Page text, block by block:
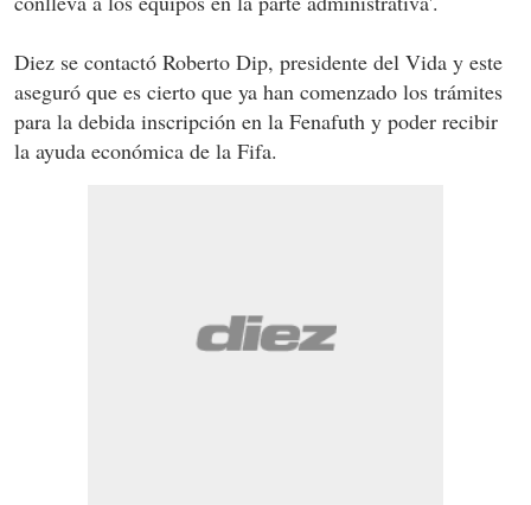
Diez se contactó Roberto Dip, presidente del Vida y este
aseguró que es cierto que ya han comenzado los trámites
para la debida inscripción en la Fenafuth y poder recibir
la ayuda económica de la Fifa.